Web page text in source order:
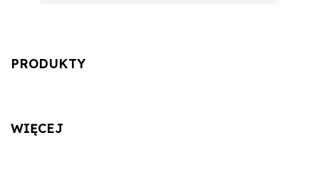
PRODUKTY
WIĘCEJ